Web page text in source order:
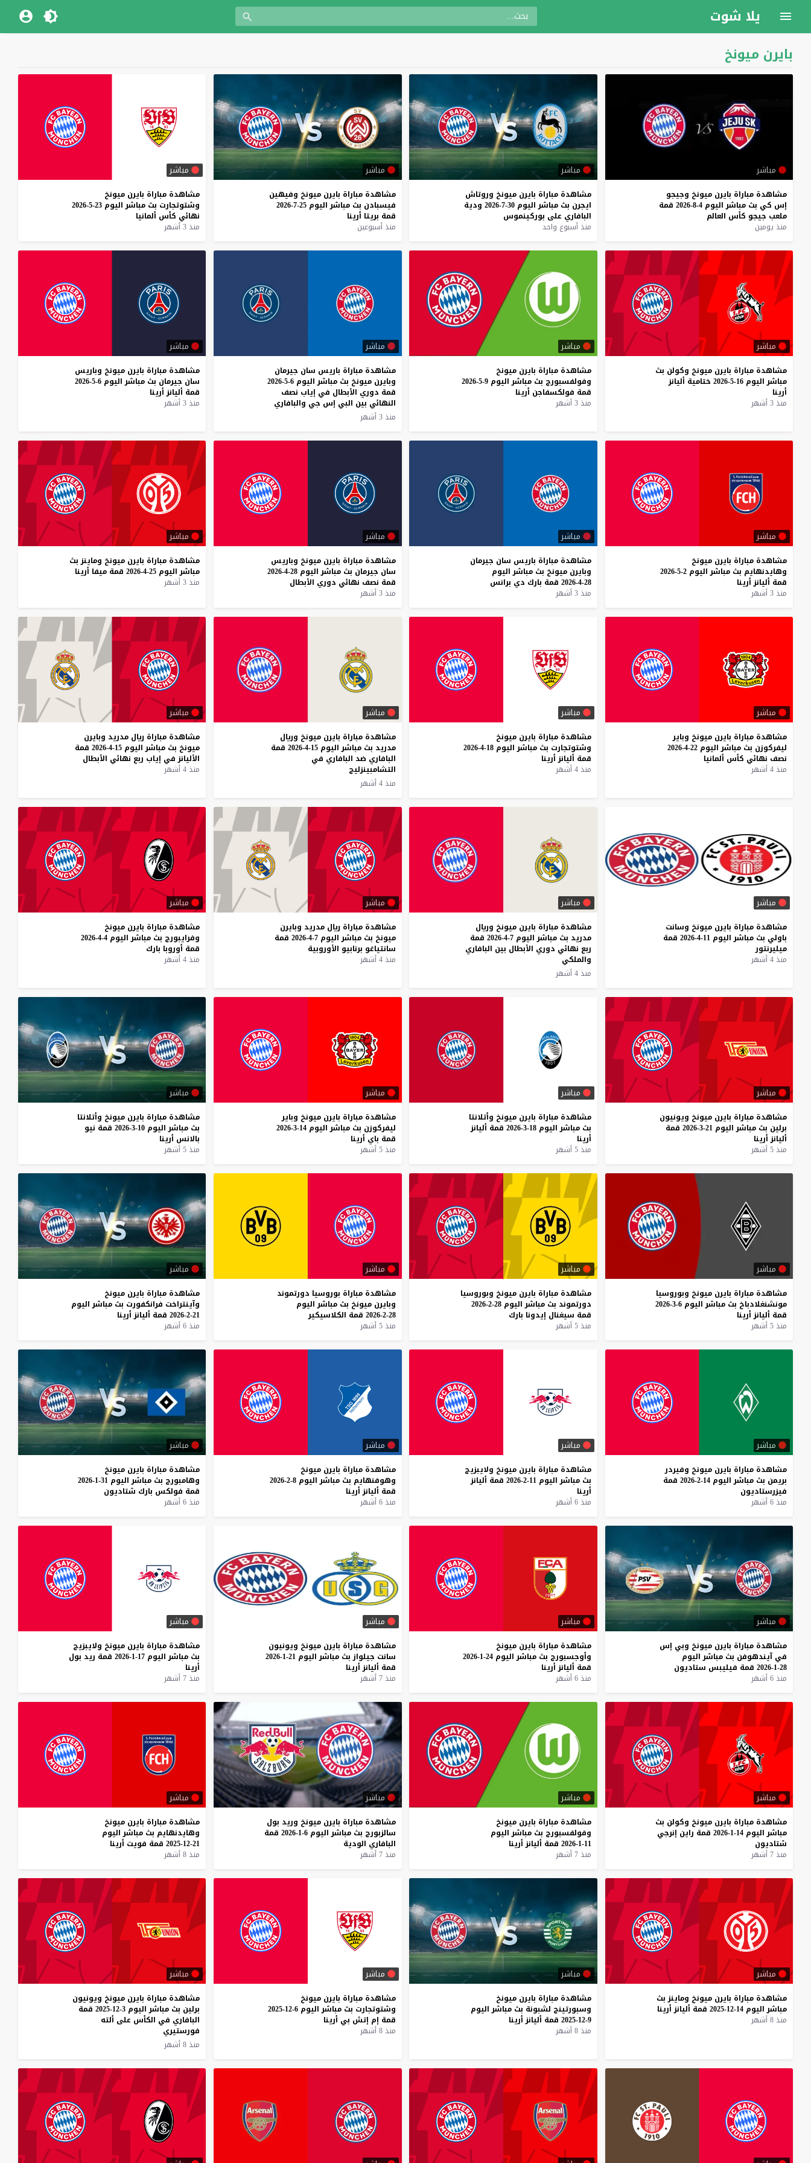
يلا شوت
بايرن ميونخ
مباشر
مشاهدة مباراة بايرن ميونخ وجيجو
إس كي بث مباشر اليوم 4-8-2026
قمة
ملعب جيجو كأس العالم
منذ يومين
مباشر
مشاهدة مباراة بايرن ميونخ وروتاش
ايجرن بث مباشر اليوم 30-7-2026
ودية
البافاري على بوركينموس
منذ أسبوع واحد
مباشر
مشاهدة مباراة بايرن ميونخ وفيهين
فيسبادن بث مباشر اليوم 25-7-2026
قمة بريتا أرينا
منذ أسبوعين
مباشر
مشاهدة مباراة بايرن ميونخ
وشتوتجارت بث مباشر اليوم 23-5-2026
نهائي كأس ألمانيا
منذ 3 أشهر
مباشر
مشاهدة مباراة بايرن ميونخ وكولن بث
مباشر اليوم 16-5-2026 ختامية أليانز
أرينا
منذ 3 أشهر
مباشر
مشاهدة مباراة بايرن ميونخ
وفولفسبورج بث مباشر اليوم 9-5-2026
قمة فولكسفاجن أرينا
منذ 3 أشهر
مباشر
مشاهدة مباراة باريس سان جيرمان
وبايرن ميونخ بث مباشر اليوم 6-5-2026
قمة دوري الأبطال في إياب نصف
النهائي بين البي إس جي والبافاري
منذ 3 أشهر
مباشر
مشاهدة مباراة بايرن ميونخ وباريس
سان جيرمان بث مباشر اليوم 6-5-2026
قمة أليانز أرينا
منذ 3 أشهر
مباشر
مشاهدة مباراة بايرن ميونخ
وهايدنهايم بث مباشر اليوم 2-5-2026
قمة أليانز أرينا
منذ 3 أشهر
مباشر
مشاهدة مباراة باريس سان جيرمان
وبايرن ميونخ بث مباشر اليوم
28-4-2026
قمة بارك دي برانس
منذ 3 أشهر
مباشر
مشاهدة مباراة بايرن ميونخ وباريس
سان جيرمان بث مباشر اليوم 28-4-2026
قمة نصف نهائي دوري الأبطال
منذ 3 أشهر
مباشر
مشاهدة مباراة بايرن ميونخ وماينز بث
مباشر اليوم 25-4-2026 قمة ميفا أرينا
منذ 3 أشهر
مباشر
مشاهدة مباراة بايرن ميونخ وباير
ليفركوزن بث مباشر اليوم 22-4-2026
نصف نهائي كأس ألمانيا
منذ 4 أشهر
مباشر
مشاهدة مباراة بايرن ميونخ
وشتوتجارت بث مباشر اليوم 18-4-2026
قمة أليانز أرينا
منذ 4 أشهر
مباشر
مشاهدة مباراة بايرن ميونخ وريال
مدريد بث مباشر اليوم 15-4-2026 قمة
البافاري ضد البافاري في
التشامبينزليج
منذ 4 أشهر
مباشر
مشاهدة مباراة ريال مدريد وبايرن
ميونخ بث مباشر اليوم 15-4-2026
قمة
الأليانز في إياب ربع نهائي الأبطال
منذ 4 أشهر
مباشر
مشاهدة مباراة بايرن ميونخ وسانت
باولي بث مباشر اليوم 11-4-2026
قمة
ميليرنتور
منذ 4 أشهر
مباشر
مشاهدة مباراة بايرن ميونخ وريال
مدريد بث مباشر اليوم 7-4-2026 قمة
ربع نهائي دوري الأبطال بين البافاري
والملكي
منذ 4 أشهر
مباشر
مشاهدة مباراة ريال مدريد وبايرن
ميونخ بث مباشر اليوم 7-4-2026
قمة
سانتياغو برنابيو الأوروبية
منذ 4 أشهر
مباشر
مشاهدة مباراة بايرن ميونخ
وفرايبورج بث مباشر اليوم 4-4-2026
قمة أوروبا بارك
منذ 4 أشهر
مباشر
مشاهدة مباراة بايرن ميونخ ويونيون
برلين بث مباشر اليوم 21-3-2026
قمة
أليانز أرينا
منذ 5 أشهر
مباشر
مشاهدة مباراة بايرن ميونخ وأتلانتا
بث مباشر اليوم 18-3-2026 قمة أليانز
أرينا
منذ 5 أشهر
مباشر
مشاهدة مباراة بايرن ميونخ وباير
ليفركوزن بث مباشر اليوم 14-3-2026
قمة باي أرينا
منذ 5 أشهر
مباشر
مشاهدة مباراة بايرن ميونخ وأتلانتا
بث مباشر اليوم 10-3-2026 قمة نيو
بالانس أرينا
منذ 5 أشهر
مباشر
مشاهدة مباراة بايرن ميونخ وبوروسيا
مونشنغلادباخ بث مباشر اليوم 6-3-2026
قمة أليانز أرينا
منذ 5 أشهر
مباشر
مشاهدة مباراة بايرن ميونخ وبوروسيا
دورتموند بث مباشر اليوم 28-2-2026
قمة سيغنال إيدونا بارك
منذ 5 أشهر
مباشر
مشاهدة مباراة بوروسيا دورتموند
وبايرن ميونخ بث مباشر اليوم
28-2-2026
قمة الكلاسيكير
منذ 5 أشهر
مباشر
مشاهدة مباراة بايرن ميونخ
وآينتراخت فرانكفورت بث مباشر اليوم
21-2-2026
قمة أليانز أرينا
منذ 6 أشهر
مباشر
مشاهدة مباراة بايرن ميونخ وفيردر
بريمن بث مباشر اليوم 14-2-2026
قمة
فيزرستاديون
منذ 6 أشهر
مباشر
مشاهدة مباراة بايرن ميونخ ولايبزيج
بث مباشر اليوم 11-2-2026 قمة أليانز
أرينا
منذ 6 أشهر
مباشر
مشاهدة مباراة بايرن ميونخ
وهوفنهايم بث مباشر اليوم 8-2-2026
قمة أليانز أرينا
منذ 6 أشهر
مباشر
مشاهدة مباراة بايرن ميونخ
وهامبورج بث مباشر اليوم 31-1-2026
قمة فولكس بارك شتاديون
منذ 6 أشهر
مباشر
مشاهدة مباراة بايرن ميونخ وبي إس
في آيندهوفن بث مباشر اليوم
28-1-2026
قمة فيليبس ستاديون
منذ 6 أشهر
مباشر
مشاهدة مباراة بايرن ميونخ
وأوجسبورج بث مباشر اليوم 24-1-2026
قمة أليانز أرينا
منذ 6 أشهر
مباشر
مشاهدة مباراة بايرن ميونخ ويونيون
سانت جيلواز بث مباشر اليوم 21-1-2026
قمة أليانز أرينا
منذ 7 أشهر
مباشر
مشاهدة مباراة بايرن ميونخ ولايبزيج
بث مباشر اليوم 17-1-2026 قمة ريد بول
أرينا
منذ 7 أشهر
مباشر
مشاهدة مباراة بايرن ميونخ وكولن بث
مباشر اليوم 14-1-2026 قمة راين إنرجي
شتاديون
منذ 7 أشهر
مباشر
مشاهدة مباراة بايرن ميونخ
وفولفسبورج بث مباشر اليوم
11-1-2026
قمة أليانز أرينا
منذ 7 أشهر
مباشر
مشاهدة مباراة بايرن ميونخ وريد بول
سالزبورج بث مباشر اليوم 6-1-2026
قمة
البافاري الودية
منذ 7 أشهر
مباشر
مشاهدة مباراة بايرن ميونخ
وهايدنهايم بث مباشر اليوم
21-12-2025
قمة فويت أرينا
منذ 8 أشهر
مباشر
مشاهدة مباراة بايرن ميونخ وماينز بث
مباشر اليوم 14-12-2025 قمة أليانز أرينا
منذ 8 أشهر
مباشر
مشاهدة مباراة بايرن ميونخ
وسبورتينج لشبونة بث مباشر اليوم
9-12-2025
قمة أليانز أرينا
منذ 8 أشهر
مباشر
مشاهدة مباراة بايرن ميونخ
وشتوتجارت بث مباشر اليوم 6-12-2025
قمة إم إتش بي أرينا
منذ 8 أشهر
مباشر
مشاهدة مباراة بايرن ميونخ ويونيون
برلين بث مباشر اليوم 3-12-2025 قمة
البافاري في الكأس على ألته
فورستيري
منذ 8 أشهر